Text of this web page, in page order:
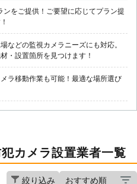
をご提供！ご要望に応じてプラン提
などの監視カメラニーズにも対応。
・設置箇所を見つけます！
ラ移動作業も可能！最適な場所選び
カメラ設置業者一覧
絞り込み